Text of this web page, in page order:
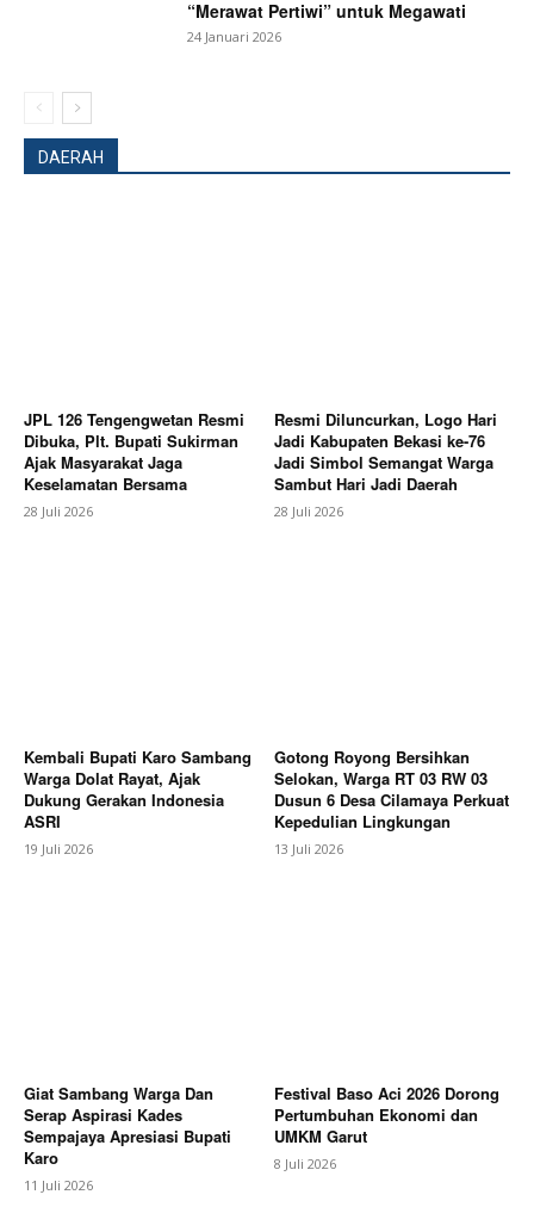
SUBSCRIBE NOW
Company
Berita Lainnya Putusan PTUN BANDUNG Tegaskan
SUPREMASI HUKUM : Kebijakan Pengupahan Harus
Berdasarkan Kepastian HUKUM DAN KEADILAN
“Merawat Pertiwi” untuk Megawati
24 Januari 2026
DAERAH
JPL 126 Tengengwetan Resmi
Dibuka, Plt. Bupati Sukirman
Ajak Masyarakat Jaga
Keselamatan Bersama
28 Juli 2026
Resmi Diluncurkan, Logo Hari
Jadi Kabupaten Bekasi ke-76
Jadi Simbol Semangat Warga
Sambut Hari Jadi Daerah
28 Juli 2026
Kembali Bupati Karo Sambang
Warga Dolat Rayat, Ajak
Dukung Gerakan Indonesia
ASRI
19 Juli 2026
Gotong Royong Bersihkan
Selokan, Warga RT 03 RW 03
Dusun 6 Desa Cilamaya Perkuat
Kepedulian Lingkungan
13 Juli 2026
Giat Sambang Warga Dan
Serap Aspirasi Kades
Sempajaya Apresiasi Bupati
Karo
11 Juli 2026
Festival Baso Aci 2026 Dorong
Pertumbuhan Ekonomi dan
UMKM Garut
8 Juli 2026